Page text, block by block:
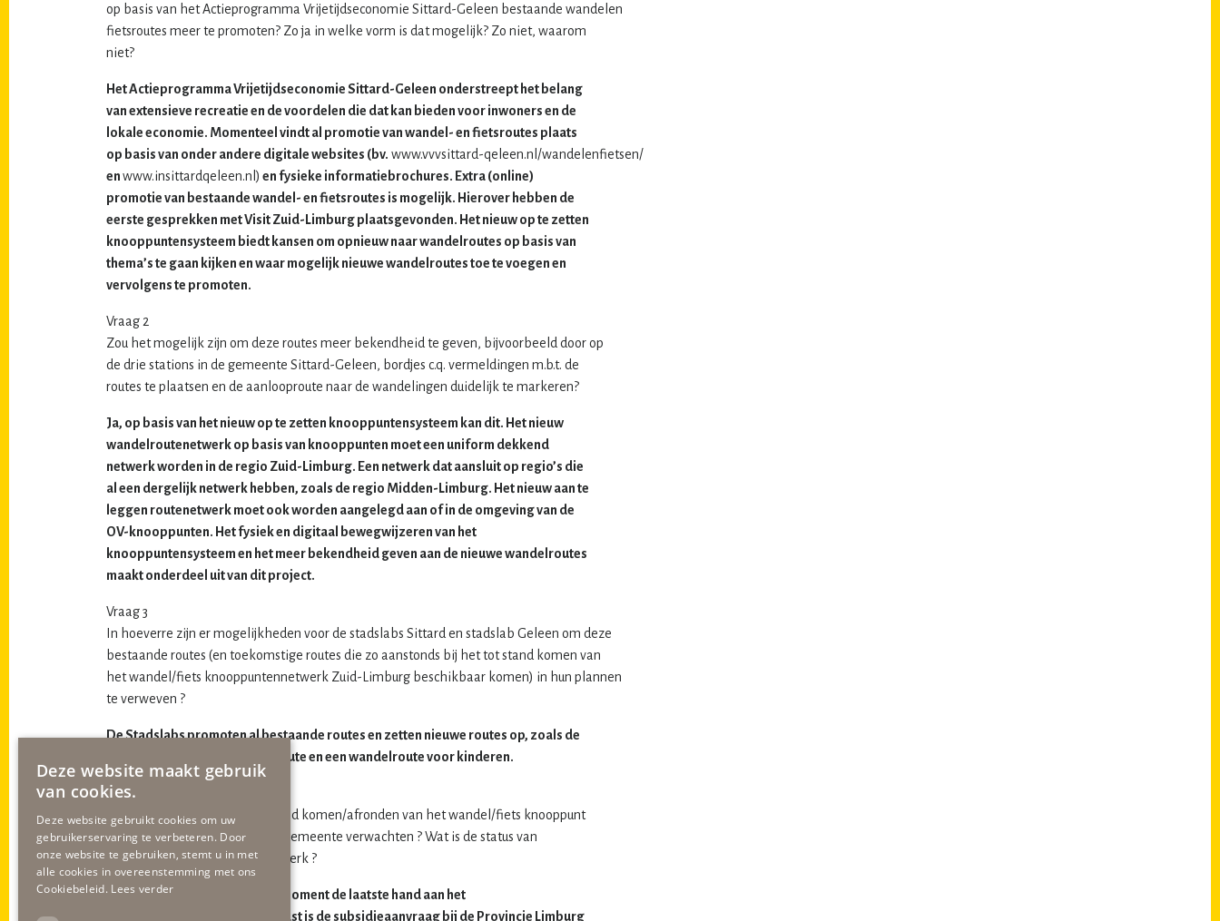
op basis van het Actieprogramma Vrijetijdseconomie Sittard-Geleen bestaande wandelen
fietsroutes meer te promoten? Zo ja in welke vorm is dat mogelijk? Zo niet, waarom
niet?
Het Actieprogramma Vrijetijdseconomie Sittard-Geleen onderstreept het belang
van extensieve recreatie en de voordelen die dat kan bieden voor inwoners en de
lokale economie. Momenteel vindt al promotie van wandel- en fietsroutes plaats
op basis van onder andere digitale websites (bv. www.vvvsittard-qeleen.nl/wandelenfietsen/
enwww.insittardqeleen.nl) en fysieke informatiebrochures. Extra (online)
promotie van bestaande wandel- en fietsroutes is mogelijk. Hierover hebben de
eerste gesprekken met Visit Zuid-Limburg plaatsgevonden. Het nieuw op te zetten
knooppuntensysteem biedt kansen om opnieuw naar wandelroutes op basis van
thema’s te gaan kijken en waar mogelijk nieuwe wandelroutes toe te voegen en
vervolgens te promoten.
Vraag 2
Zou het mogelijk zijn om deze routes meer bekendheid te geven, bijvoorbeeld door op
de drie stations in de gemeente Sittard-Geleen, bordjes c.q. vermeldingen m.b.t. de
routes te plaatsen en de aanlooproute naar de wandelingen duidelijk te markeren?
Ja, op basis van het nieuw op te zetten knooppuntensysteem kan dit. Het nieuw
wandelroutenetwerk op basis van knooppunten moet een uniform dekkend
netwerk worden in de regio Zuid-Limburg. Een netwerk dat aansluit op regio’s die
al een dergelijk netwerk hebben, zoals de regio Midden-Limburg. Het nieuw aan te
leggen routenetwerk moet ook worden aangelegd aan of in de omgeving van de
OV-knooppunten. Het fysiek en digitaal bewegwijzeren van het
knooppuntensysteem en het meer bekendheid geven aan de nieuwe wandelroutes
maakt onderdeel uit van dit project.
Vraag 3
In hoeverre zijn er mogelijkheden voor de stadslabs Sittard en stadslab Geleen om deze
bestaande routes (en toekomstige routes die zo aanstonds bij het tot stand komen van
het wandel/fiets knooppuntennetwerk Zuid-Limburg beschikbaar komen) in hun plannen
te verweven ?
De Stadslabs promoten al bestaande routes en zetten nieuwe routes op, zoals de
shoppingroutes, Instagram-route en een wandelroute voor kinderen.
Vraag 4
Wanneer mogen we het tot stand komen/afronden van het wandel/fiets knooppunt
netwerk Zuid-Limburg in onze gemeente verwachten ? Wat is de status van
knopenlopen fiets/wandel netwerk ?
Visit Zuid-Limburg legt op dit moment de laatste hand aan het
aanbestedingstraject. Daarnaast is de subsidieaanvraag bij de Provincie Limburg
Deze website maakt gebruik
van cookies.
Deze website gebruikt cookies om uw
gebruikerservaring te verbeteren. Door
onze website te gebruiken, stemt u in met
alle cookies in overeenstemming met ons
Cookiebeleid. Lees verder